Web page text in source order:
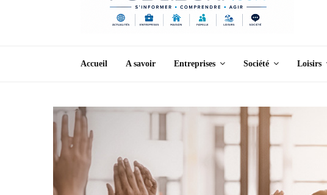
Accueil A savoir Entreprises Société Loisirs